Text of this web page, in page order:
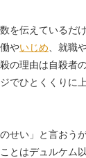
を伝えているだ
やいじめ 、就職
の理由は自殺者
でひとくくりに
せい」と言おう
とはデュルケム